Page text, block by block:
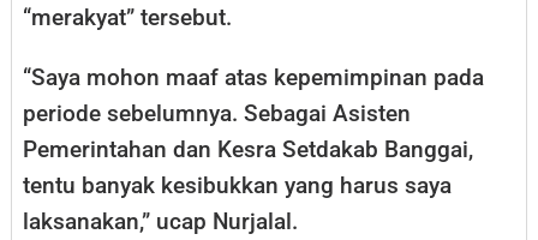
“merakyat” tersebut.
“Saya mohon maaf atas kepemimpinan pada
periode sebelumnya. Sebagai Asisten
Pemerintahan dan Kesra Setdakab Banggai,
tentu banyak kesibukkan yang harus saya
laksanakan,” ucap Nurjalal.